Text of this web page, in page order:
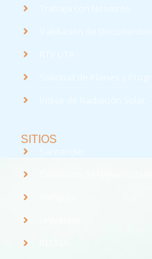
SITIOS